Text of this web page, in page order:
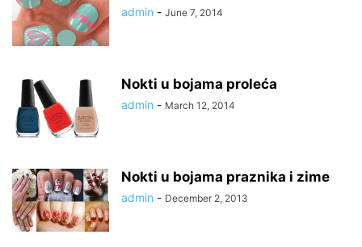
admin - June 7, 2014
Nokti u bojama proleća
admin - March 12, 2014
Nokti u bojama praznika i zime
admin - December 2, 2013